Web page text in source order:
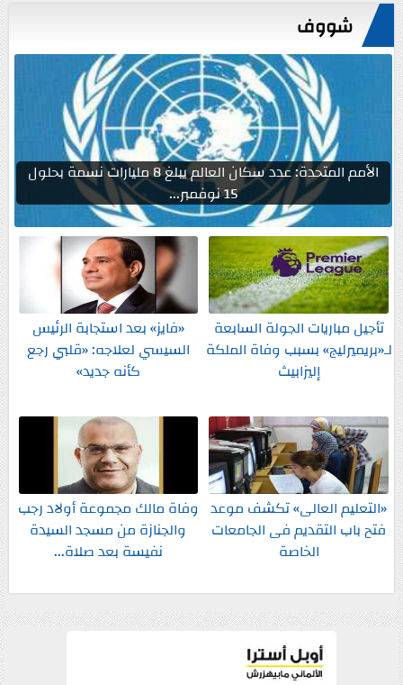
شووف
الأمم المتحدة: عدد سكان العالم يبلغ 8 مليارات نسمة بحلول
15 نوفمبر...
تأجيل مباريات الجولة السابعة
لـ«بريميرليج» بسبب وفاة الملكة
إليزابيث
«فايز» بعد استجابة الرئيس
السيسي لعلاجه: «قلبي رجع
كأنه جديد»
«التعليم العالى» تكشف موعد
فتح باب التقديم فى الجامعات
الخاصة
وفاة مالك مجموعة أولاد رجب
والجنازة من مسجد السيدة
نفيسة بعد صلاة...